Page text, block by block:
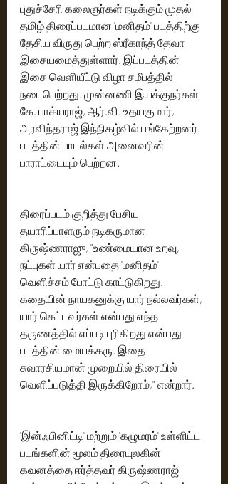
புதுச்சேரி கலைஞர்கள் நடிக்கும் முதல்
தமிழ் திரைப்படமான 'மனிதம்' படத்திற்கு
தேசிய விருது பெற்ற ஸ்ரீகாந்த் தேவா
இசையமைத்துள்ளார். இப்படத்தின்
இசை வெளியீட்டு விழா சமீபத்தில்
நடைபெற்றது. முன்னணி இயக்குநர்கள்
கே. பாக்யராஜ், ஆர்.வி. உதயகுமார்,
அரவிந்தராஜ் இந்நிகழ்வில் பங்கேற்றனர்.
படத்தின் பாடல்கள் அனைவரின்
பாராட்டையும் பெற்றன.
திரைப்படம் குறித்து பேசிய
தயாரிப்பாளரும் நடிகருமான
கிருஷ்ணராஜு, "உண்மையான உறவு,
நட்புகள் யார் என்பதை 'மனிதம்'
வெளிச்சம் போட்டு காட்டுகிறது.
கதையின் நாயகனுக்கு யார் நல்லவர்கள்,
யார் கெட்டவர்கள் என்பது எந்த
தருணத்தில் எப்படி புரிகிறது என்பது
படத்தின் மையக்கரு. இதை
சுவாரசியமான் முறையில் திரையில்
வெளிப்படுத்தி இருக்கிறோம்," என்றார்.
'இன்ஃபினிட்டி' மற்றும் 'கழுமரம்' உள்ளிட்ட
படங்களின் மூலம் திரையுலகின்
கவனத்தை ஈர்த்தவர் கிருஷ்ணராஜ்